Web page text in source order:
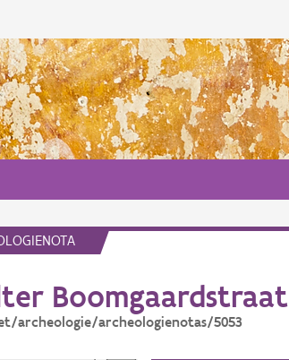
Boomgaardstraat
archeologie/archeologienotas/5053